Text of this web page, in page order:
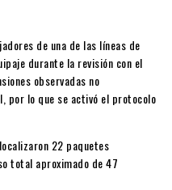
de una de las líneas de
durante la revisión con el
observadas no
por lo que se activó el protocolo
22 paquetes
total aproximado de 47